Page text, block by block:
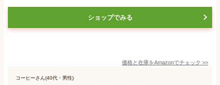
ショップでみる
価格と在庫をAmazonでチェック >>
コーヒーさん(40代・男性)